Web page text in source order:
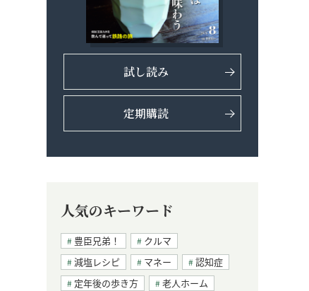
試し読み
定期購読
人気のキーワード
豊臣兄弟！
クルマ
減塩レシピ
マネー
認知症
定年後の歩き方
老人ホーム